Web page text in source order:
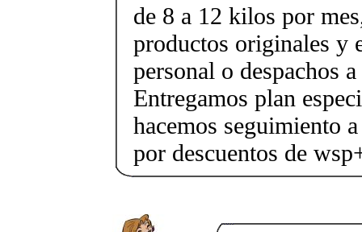
de 8 a 12 kilos por
productos originales y
personal o despachos
Entregamos plan
hacemos seguimiento
por descuentos de